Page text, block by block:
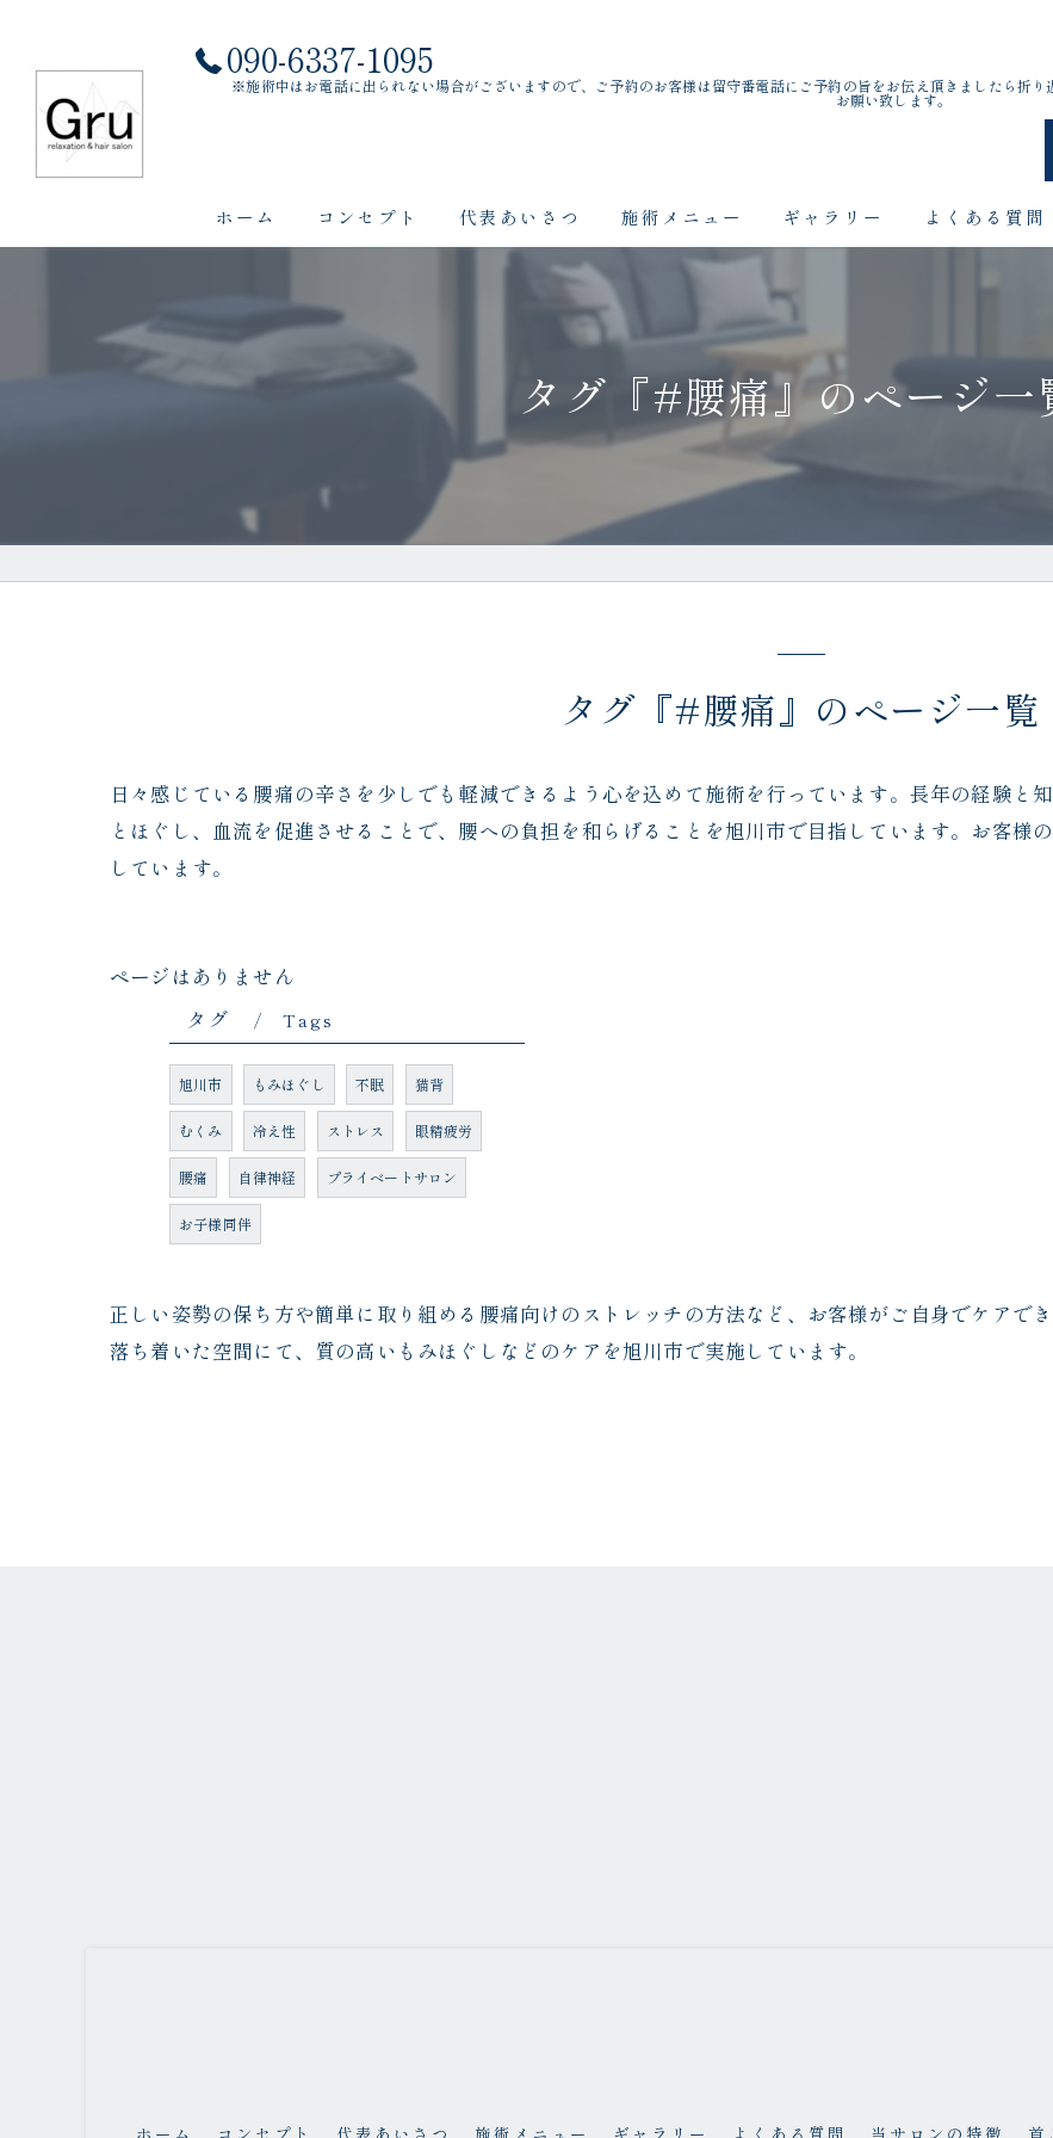
090-6337-1095
※施術中はお電話に出られない場合がございますので、ご予約のお客様は留守番電話にご予約の旨をお伝え頂きましたら折
お願い致します。
ホーム コンセプト 代表あいさつ 施術メニュー ギャラリー よくある質問
タグ『#腰痛』のページ一
タグ『#腰痛』のページ一覧
日々感じている腰痛の辛さを少しでも軽減できるよう心を込めて施術を行っています。長年の経験と
とほぐし、血流を促進させることで、腰への負担を和らげることを旭川市で目指しています。お客様
しています。
ページはありません
タグ
Tags
旭川市 もみほぐし 不眠 猫背
むくみ 冷え性 ストレス 眼精疲労
腰痛 自律神経 プライベートサロン
お子様同伴
正しい姿勢の保ち方や簡単に取り組める腰痛向けのストレッチの方法など、お客様がご自身でケアで
落ち着いた空間にて、質の高いもみほぐしなどのケアを旭川市で実施しています。
ホーム コンセプト 代表あいさつ 施術メニュー ギャラリー よくある質問 当サロンの特徴 首